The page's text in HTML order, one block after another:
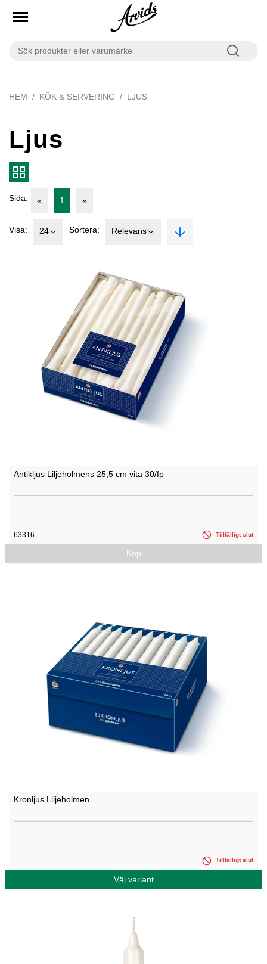
HEM KÖK & SERVERING LJUS
Ljus
Sida: « 1 »
Visa: 24 Sortera: Relevans
Antikljus Liljeholmens 25,5 cm vita 30/fp
63316 Tillfälligt slut
Köp
Kronljus Liljeholmen
Tillfälligt slut
Väj variant